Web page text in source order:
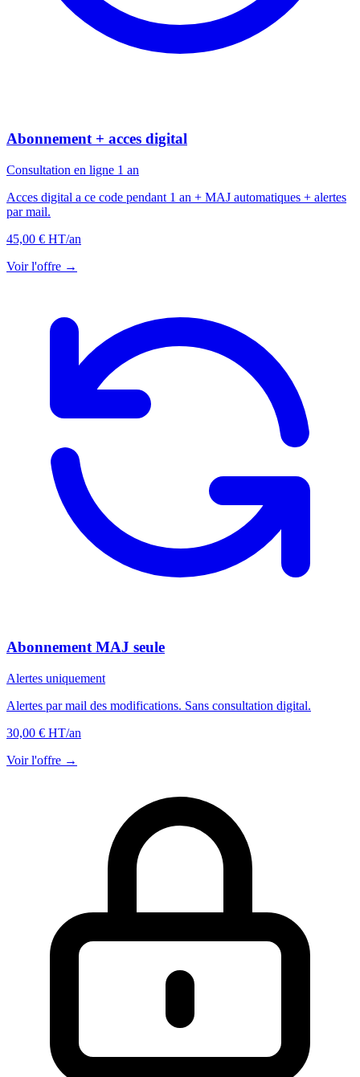
Abonnement + acces digital
Consultation en ligne 1 an
Acces digital a ce code pendant 1 an + MAJ automatiques + alertes
par mail.
45,00 € HT/an
Voir l'offre →
Abonnement MAJ seule
Alertes uniquement
Alertes par mail des modifications. Sans consultation digital.
30,00 € HT/an
Voir l'offre →